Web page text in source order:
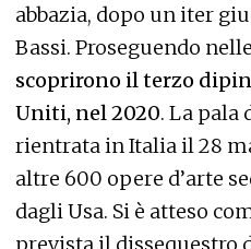
abbazia, dopo un iter
Bassi. Proseguendo
scoprirono il terzo
Uniti, nel 2020. La pala
rientrata in Italia il 28
altre 600 opere d’arte
dagli Usa. Si è atteso
prevista il dissequestro